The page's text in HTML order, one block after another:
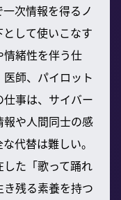
次情報を得るノ
して使いこなす
緒性を伴う仕
師、パイロット
事は、サイバー
や人間同士の感
代替は難しい。
た「歌って踊れ
残る素養を持つ